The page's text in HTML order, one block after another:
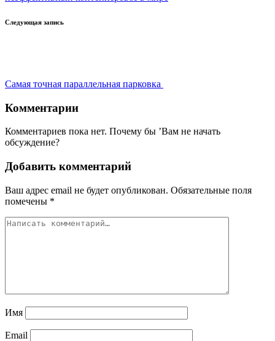
Следующая запись
Самая точная параллельная парковка
Комментарии
Комментариев пока нет. Почему бы ’Вам не начать
обсуждение?
Добавить комментарий
Ваш адрес email не будет опубликован. Обязательные поля
помечены *
Имя
Email